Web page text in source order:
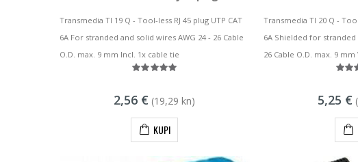
Transmedia TI 19 Q - Tool-less RJ 45 plug UTP CAT
6A For stranded and solid wires AWG 24 - 26 Cable
O.D. max. 9 mm Incl. 1x cable tie
2,56 € (19,29 kn)
KUPI
Transmedia TI 20 Q -
6A Shielded for stranded
26 Cable O.D. max. 9
5,25 €